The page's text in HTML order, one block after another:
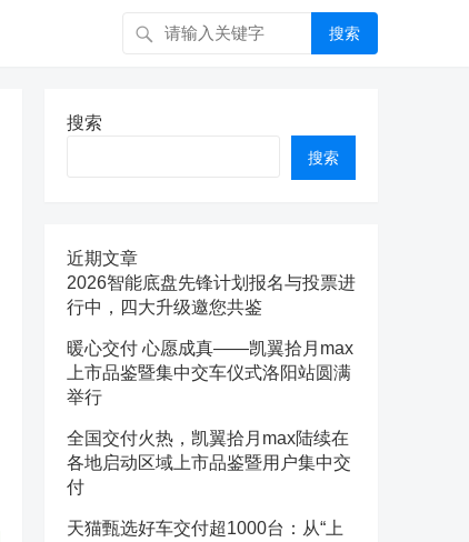
搜索
搜索
搜索
近期文章
2026智能底盘先锋计划报名与投票进
行中，四大升级邀您共鉴
暖心交付 心愿成真——凯翼拾月max
上市品鉴暨集中交车仪式洛阳站圆满
举行
全国交付火热，凯翼拾月max陆续在
各地启动区域上市品鉴暨用户集中交
付
天猫甄选好车交付超1000台：从“上